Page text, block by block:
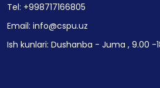
Tel: +998717166805
Email: info@cspu.uz
Ish kunlari: Dushanba - Juma , 9.00 -